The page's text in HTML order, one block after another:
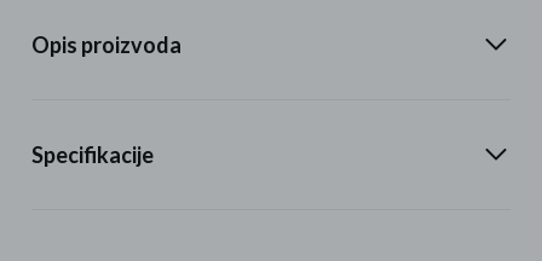
Opis proizvoda
Specifikacije